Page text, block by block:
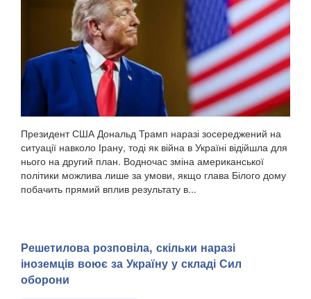
Президент США Дональд Трамп наразі зосереджений на
ситуації навколо Ірану, тоді як війна в Україні відійшла для
нього на другий план. Водночас зміна американської
політики можлива лише за умови, якщо глава Білого дому
побачить прямий вплив результату в...
Решетилова розповіла, скільки наразі
іноземців воює за Україну у складі Сил
оборони